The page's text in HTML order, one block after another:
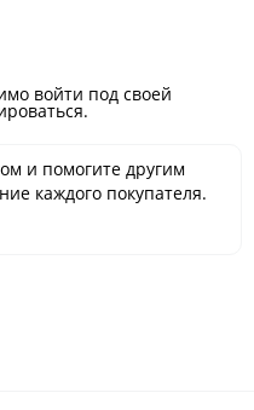
войти под своей
и помогите другим
каждого покупателя.